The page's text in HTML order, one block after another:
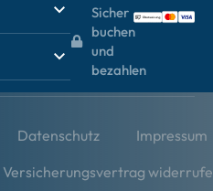
Sicher
buchen
und
bezahlen
Datenschutz
Impressum
Versicherungsvertrag